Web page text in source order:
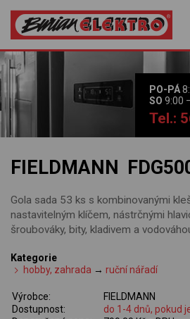
PO-PÁ
SO 9:00
Tel.:
FIELDMANN
Gola sada 53 ks s kombinovanými
nastavitelným klíčem, nástrčnými
šroubováky, bity, kladivem a
Kategorie
hobby, zahrada →ruční nářadí
Výrobce:
FIELDMANN
Dostupnost:
do 1-4 dnů, pokud